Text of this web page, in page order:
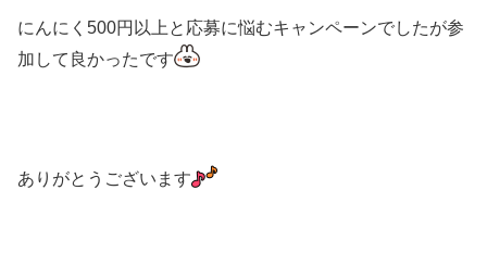
にんにく500円以上と応募に悩むキャンペーンでしたが参
加して良かったです
ありがとうございます